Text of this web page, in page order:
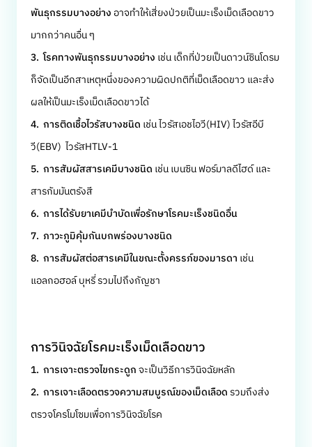
พันธุกรรมบางอย่าง อาจทำให้เสี่ยงป่วยเป็นมะเร็งเม็ดเลือดขาว
มากกว่าคนอื่น ๆ
3. โรคทางพันธุกรรมบางอย่าง เช่น เด็กที่ป่วยเป็นดาวน์ซินโดรม
ก็จัดเป็นอีกสาเหตุหนึ่งของความผิดปกติที่เม็ดเลือดขาว และส่ง
ผลให้เป็นมะเร็งเม็ดเลือดขาวได้
4. การติดเชื้อไวรัสบางชนิด เช่น ไวรัสเอชไอวี(HIV) ไวรัสอีบี
วี(EBV) ไวรัสHTLV-1
5. การสัมผัสสารเคมีบางชนิด เช่น เบนซิน ฟอร์มาลดีไฮด์ และ
สารกัมมันตรังสี
6. การได้รับยาเคมีบำบัดเพื่อรักษาโรคมะเร็งชนิดอื่น
7. ภาวะภูมิคุ้มกันบกพร่องบางชนิด
8. การสัมผัสต่อสารเคมีในขณะตั้งครรภ์ของมารดา เช่น
แอลกอฮอล์ บุหรี่ รวมไปถึงกัญชา
การวินิจฉัยโรคมะเร็งเม็ดเลือดขาว
1. การเจาะตรวจไขกระดูกจะเป็นวิธีการวินิจฉัยหลัก
2. การเจาะเลือดตรวจความสมบูรณ์ของเม็ดเลือด รวมถึงส่ง
ตรวจโครโมโซมเพื่อการวินิจฉัยโรค